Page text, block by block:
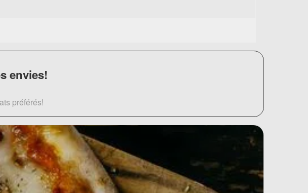
envies!
préférés!